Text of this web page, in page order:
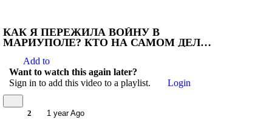
КАК Я ПЕРЕЖИЛА ВОЙНУ В
МАРИУПОЛЕ? КТО НА САМОМ ДЕЛЕ
Add to
Want to watch this again later?
Sign in to add this video to a playlist.
Login
2 1 year Ago